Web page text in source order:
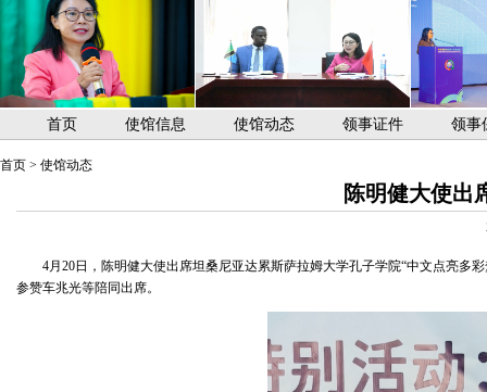
首页 使馆信息 使馆动态 领事证件 领事
首页 > 使馆动态
陈明健大使出
4月20日，陈明健大使出席坦桑尼亚达累斯萨拉姆大学孔子学院“中文点亮多
参赞车兆光等陪同出席。